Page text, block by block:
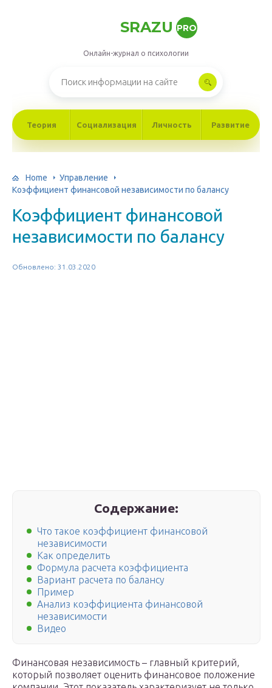
SRAZU PRO
Онлайн-журнал о психологии
Теория Социализация Личность Развитие
Home
Управление
Коэффициент финансовой независимости по балансу
Коэффициент финансовой
независимости по балансу
Обновлено: 31.03.2020
Содержание:
Что такое коэффициент финансовой
независимости
Как определить
Формула расчета коэффициента
Вариант расчета по балансу
Пример
Анализ коэффициента финансовой
независимости
Видео
Финансовая независимость – главный критерий,
который позволяет оценить финансовое положение